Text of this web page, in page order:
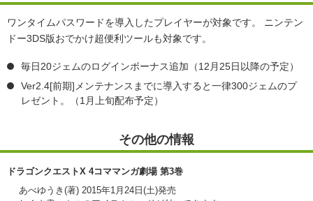
ワンタイムパスワードを導入したプレイヤーが対象です。 ニンテン
ドー3DS版おでかけ超便利ツールも対象です。
毎日20ジェムのログインボーナス追加（12月25日以降の予定）
Ver2.4[前期]メンテナンスまでに導入すると一律300ジェムのプ
レゼント。（1月上旬配布予定）
その他の情報
ドラゴンクエストX 4コママンガ劇場 第3巻
あべゆうき(著) 2015年1月24日(土)発売